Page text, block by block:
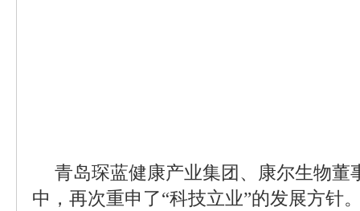
青岛琛蓝健康产业集团、康尔生物董
中，再次重申了“科技立业”的发展方针